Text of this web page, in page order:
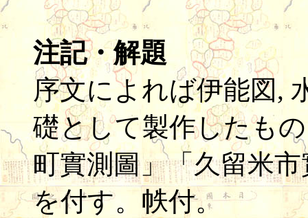
注記・解題
序文によれば伊能図,
礎として製作したも
町實測圖」「久留米
を付す。帙付。